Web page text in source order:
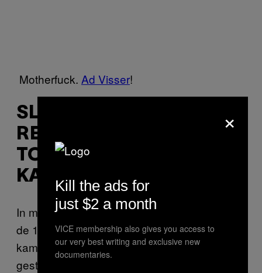
Motherfuck. Ad Visser!
SLECHTS ÉÉN MAN
REAGEERDE LACONIEK
TOEN LEICESTER
KAMPIOEN WERD
In mei werd Leicester City, voor het eerst in
de 132 jaar dat de voetbalclub bestaat,
kampioen van Engelse competitie. Een
gestoorde gebeurtenis, iets dat niemand ooit
×
Kill the ads for
just $2 a month
VICE membership also gives you access to
our very best writing and exclusive new
documentaries.